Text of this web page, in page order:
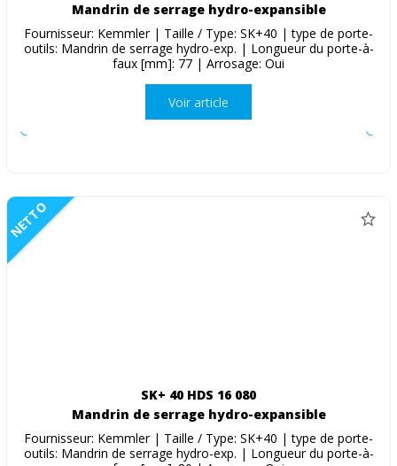
Mandrin de serrage hydro-expansible
Fournisseur: Kemmler | Taille / Type: SK+40 | type de porte-
outils: Mandrin de serrage hydro-exp. | Longueur du porte-à-
faux [mm]: 77 | Arrosage: Oui
Voir article
NETTO
SK+ 40 HDS 16 080
Mandrin de serrage hydro-expansible
Fournisseur: Kemmler | Taille / Type: SK+40 | type de porte-
outils: Mandrin de serrage hydro-exp. | Longueur du porte-à-